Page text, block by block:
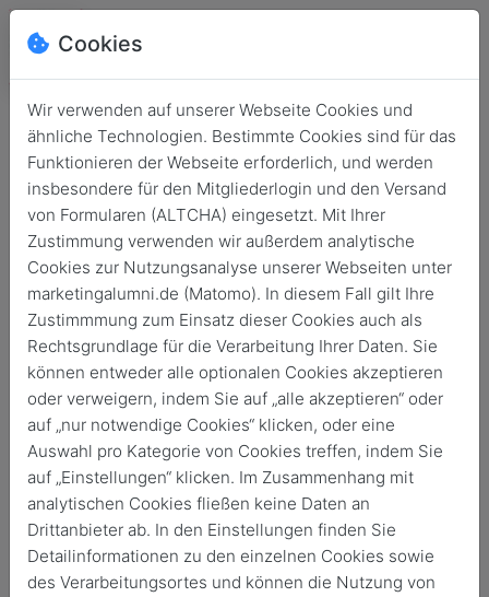
Login
Keine Zugangsdaten?
Login
Jetzt Mitglied werden
Cookies
Wir verwenden auf unserer Webseite Cookies und
ähnliche Technologien. Bestimmte Cookies sind für das
Funktionieren der Webseite erforderlich, und werden
insbesondere für den Mitgliederlogin und den Versand
von Formularen (ALTCHA) eingesetzt. Mit Ihrer
Zustimmung verwenden wir außerdem analytische
Cookies zur Nutzungsanalyse unserer Webseiten unter
marketingalumni.de (Matomo). In diesem Fall gilt Ihre
Zustimmmung zum Einsatz dieser Cookies auch als
Rechtsgrundlage für die Verarbeitung Ihrer Daten. Sie
können entweder alle optionalen Cookies akzeptieren
oder verweigern, indem Sie auf „alle akzeptieren“ oder
auf „nur notwendige Cookies“ klicken, oder eine
Auswahl pro Kategorie von Cookies treffen, indem Sie
auf „Einstellungen“ klicken. Im Zusammenhang mit
analytischen Cookies fließen keine Daten an
Drittanbieter ab. In den Einstellungen finden Sie
Detailinformationen zu den einzelnen Cookies sowie
des Verarbeitungsortes und können die Nutzung von